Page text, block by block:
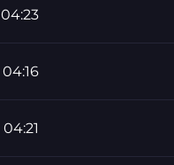
04:23
04:16
04:21